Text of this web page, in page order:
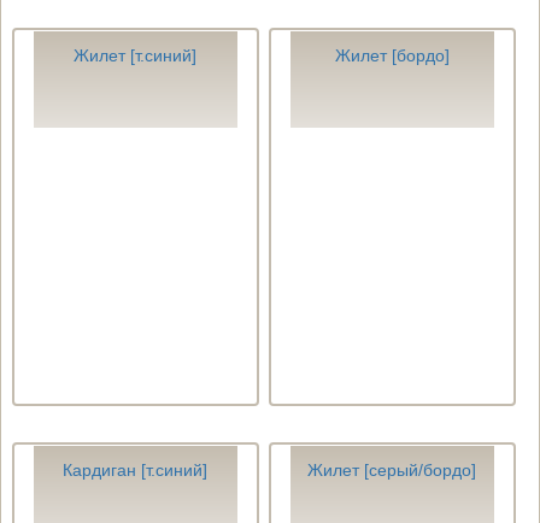
Жилет [т.синий] Жилет [бордо]
Кардиган [т.синий] Жилет [серый/бордо]